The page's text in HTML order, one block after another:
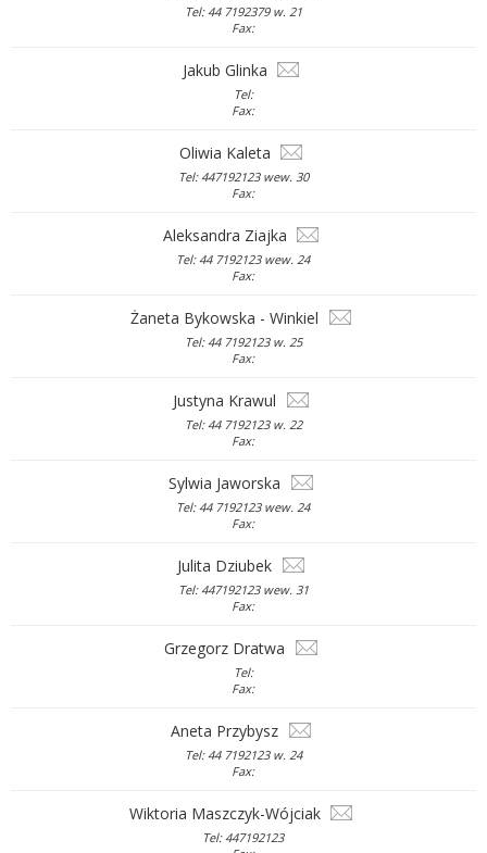
Tel: 44 7192379 w. 21
Fax:
Jakub Glinka
Tel:
Fax:
Oliwia Kaleta
Tel: 447192123 wew. 30
Fax:
Aleksandra Ziajka
Tel: 44 7192123 wew. 24
Fax:
Żaneta Bykowska - Winkiel
Tel: 44 7192123 w. 25
Fax:
Justyna Krawul
Tel: 44 7192123 w. 22
Fax:
Sylwia Jaworska
Tel: 44 7192123 wew. 24
Fax:
Julita Dziubek
Tel: 447192123 wew. 31
Fax:
Grzegorz Dratwa
Tel:
Fax:
Aneta Przybysz
Tel: 44 7192123 w. 24
Fax:
Wiktoria Maszczyk-Wójciak
Tel: 447192123